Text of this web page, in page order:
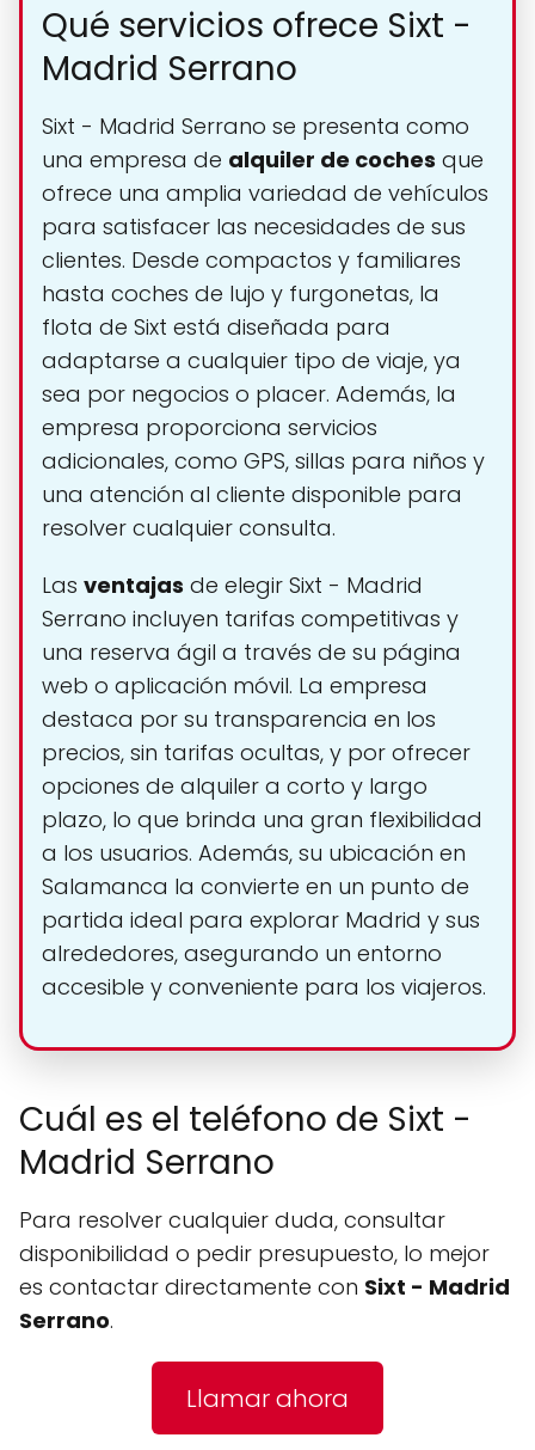
Qué servicios ofrece Sixt -
Madrid Serrano
Sixt - Madrid Serrano se presenta como
una empresa de alquiler de coches que
ofrece una amplia variedad de vehículos
para satisfacer las necesidades de sus
clientes. Desde compactos y familiares
hasta coches de lujo y furgonetas, la
flota de Sixt está diseñada para
adaptarse a cualquier tipo de viaje, ya
sea por negocios o placer. Además, la
empresa proporciona servicios
adicionales, como GPS, sillas para niños y
una atención al cliente disponible para
resolver cualquier consulta.
Las ventajas de elegir Sixt - Madrid
Serrano incluyen tarifas competitivas y
una reserva ágil a través de su página
web o aplicación móvil. La empresa
destaca por su transparencia en los
precios, sin tarifas ocultas, y por ofrecer
opciones de alquiler a corto y largo
plazo, lo que brinda una gran flexibilidad
a los usuarios. Además, su ubicación en
Salamanca la convierte en un punto de
partida ideal para explorar Madrid y sus
alrededores, asegurando un entorno
accesible y conveniente para los viajeros.
Cuál es el teléfono de Sixt -
Madrid Serrano
Para resolver cualquier duda, consultar
disponibilidad o pedir presupuesto, lo mejor
es contactar directamente con Sixt - Madrid
Serrano.
Llamar ahora